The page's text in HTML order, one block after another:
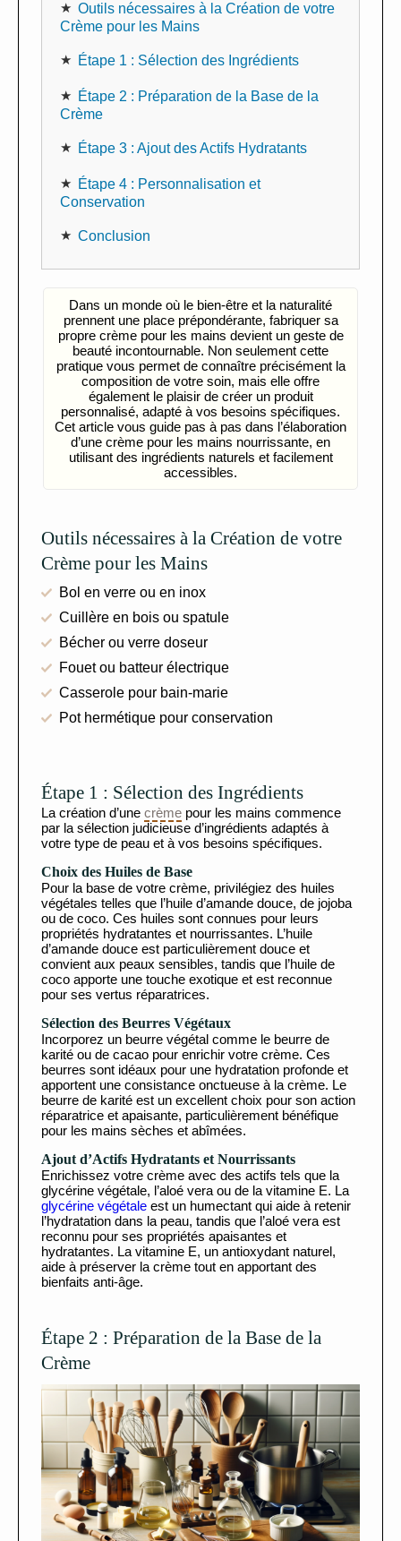
Outils nécessaires à la Création de votre
Crème pour les Mains
Étape 1 : Sélection des Ingrédients
Étape 2 : Préparation de la Base de la
Crème
Étape 3 : Ajout des Actifs Hydratants
Étape 4 : Personnalisation et
Conservation
Conclusion
Dans un monde où le bien-être et la naturalité
prennent une place prépondérante, fabriquer sa
propre crème pour les mains devient un geste de
beauté incontournable. Non seulement cette
pratique vous permet de connaître précisément la
composition de votre soin, mais elle offre
également le plaisir de créer un produit
personnalisé, adapté à vos besoins spécifiques.
Cet article vous guide pas à pas dans l’élaboration
d’une crème pour les mains nourrissante, en
utilisant des ingrédients naturels et facilement
accessibles.
Outils nécessaires à la Création de votre
Crème pour les Mains
Bol en verre ou en inox
Cuillère en bois ou spatule
Bécher ou verre doseur
Fouet ou batteur électrique
Casserole pour bain-marie
Pot hermétique pour conservation
Étape 1 : Sélection des Ingrédients
La création d’une crème pour les mains commence
par la sélection judicieuse d’ingrédients adaptés à
votre type de peau et à vos besoins spécifiques.
Choix des Huiles de Base
Pour la base de votre crème, privilégiez des huiles
végétales telles que l’huile d’amande douce, de jojoba
ou de coco. Ces huiles sont connues pour leurs
propriétés hydratantes et nourrissantes. L’huile
d’amande douce est particulièrement douce et
convient aux peaux sensibles, tandis que l’huile de
coco apporte une touche exotique et est reconnue
pour ses vertus réparatrices.
Sélection des Beurres Végétaux
Incorporez un beurre végétal comme le beurre de
karité ou de cacao pour enrichir votre crème. Ces
beurres sont idéaux pour une hydratation profonde et
apportent une consistance onctueuse à la crème. Le
beurre de karité est un excellent choix pour son action
réparatrice et apaisante, particulièrement bénéfique
pour les mains sèches et abîmées.
Ajout d’Actifs Hydratants et Nourrissants
Enrichissez votre crème avec des actifs tels que la
glycérine végétale, l’aloé vera ou de la vitamine E. La
glycérine végétale est un humectant qui aide à retenir
l’hydratation dans la peau, tandis que l’aloé vera est
reconnu pour ses propriétés apaisantes et
hydratantes. La vitamine E, un antioxydant naturel,
aide à préserver la crème tout en apportant des
bienfaits anti-âge.
Étape 2 : Préparation de la Base de la
Crème